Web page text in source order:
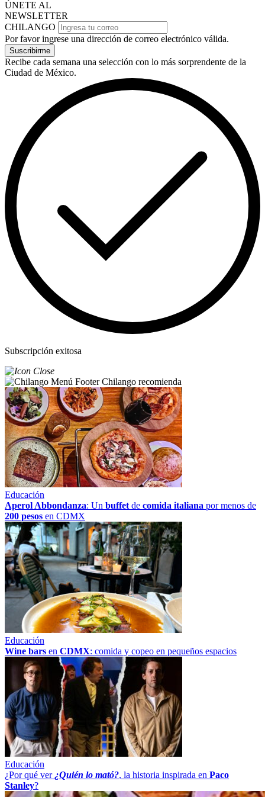
ÚNETE AL
NEWSLETTER
CHILANGO
Por favor ingrese una dirección de correo electrónico válida.
Suscribirme
Recibe cada semana una selección con lo más sorprendente de la
Ciudad de México.
Subscripción exitosa
Chilango recomienda
Educación
Aperol Abbondanza: Un buffet de comida italiana por menos de
200 pesos en CDMX
Educación
Wine bars en CDMX: comida y copeo en pequeños espacios
Educación
¿Por qué ver ¿Quién lo mató?, la historia inspirada en Paco
Stanley?